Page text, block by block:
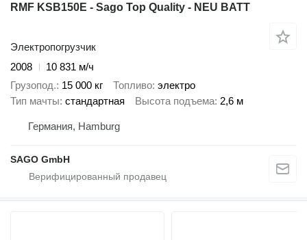
RMF KSB150E - Sago Top Quality - NEU BATT
Электропогрузчик
2008
10 831 м/ч
Грузопод. 15 000 кг Топливо электро
Тип мачты стандартная Высота подъема 2,6 м
Германия, Hamburg
SAGO GmbH